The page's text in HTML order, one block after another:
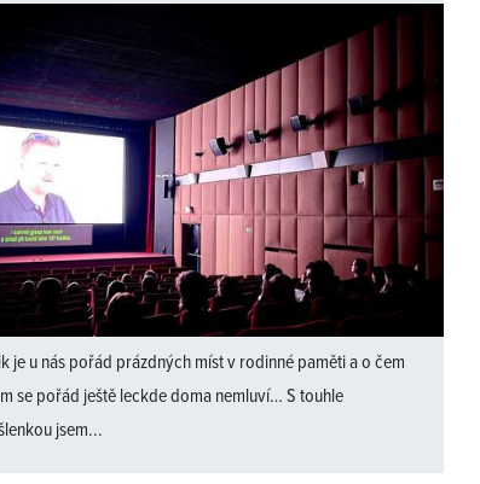
je u nás pořád prázdných míst v rodinné paměti a o čem
se pořád ještě leckde doma nemluví… S touhle
jsem...